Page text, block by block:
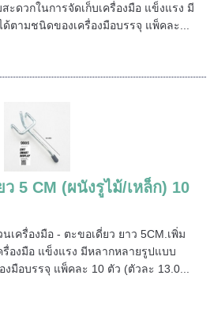
ะดวกในการจัดเก็บเครื่องมือ แข็งแรง มี
ตามชนิดของเครื่องมือบรรจุ แพ็คละ...
5 CM (ผนังรูไม้/เหล็ก) 10
ครื่องมือ - ตะขอเดี่ยว ยาว 5CM.เพิ่ม
รื่องมือ แข็งแรง มีหลากหลายรูปแบบ
มือบรรจุ แพ็คละ 10 ตัว (ตัวละ 13.0...